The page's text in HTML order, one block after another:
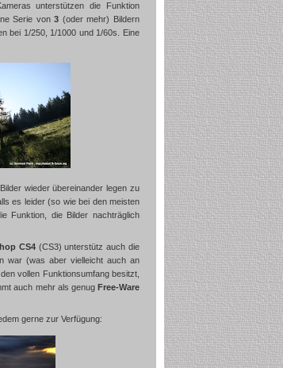
unterstützen die Funktion
Serie von3 (oder mehr) Bildern
bei 1/250, 1/1000 und 1/60s. Eine
wieder übereinander legen zu
es leider (so wie bei den meisten
Funktion, die Bilder nachträglich
CS4(CS3) unterstütz auch die
war (was aber vielleicht auch an
den vollen Funktionsumfang besitzt,
auch mehr als genug Free-Ware
gerne zur Verfügung: